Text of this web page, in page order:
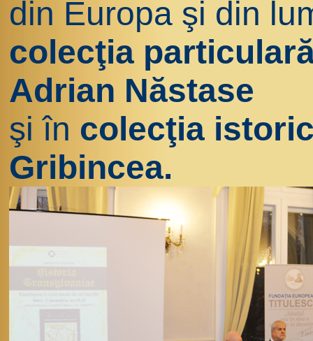
din Europa şi din
colecţia
Adrian Năstase
şi în colecţia
Gribincea.